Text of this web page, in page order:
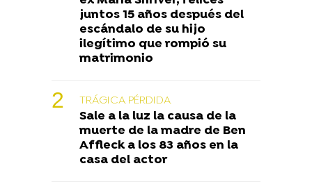
juntos 15 años después del
escándalo de su hijo
ilegítimo que rompió su
matrimonio
TRÁGICA PÉRDIDA
Sale a la luz la causa de la
muerte de la madre de Ben
Affleck a los 83 años en la
casa del actor